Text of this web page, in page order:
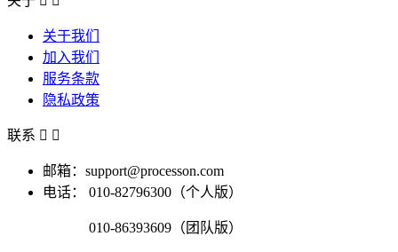
关于我们
加入我们
服务条款
隐私政策
联系  
邮箱：support@processon.com
电话：
010-82796300（个人版）
010-86393609（团队版）